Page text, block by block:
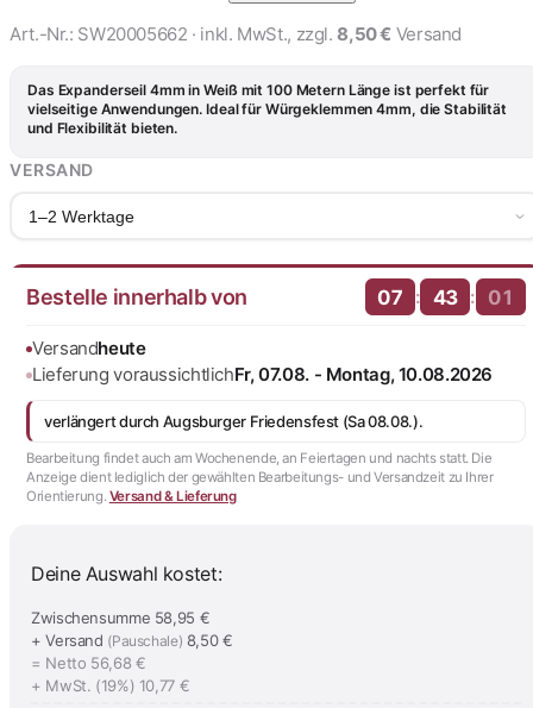
Art.-Nr.: SW20005662 · inkl. MwSt., zzgl. 8,50 € Versand
Das Expanderseil 4mm in Weiß mit 100 Metern Länge ist perfekt für
vielseitige Anwendungen. Ideal für Würgeklemmen 4mm, die Stabilität
und Flexibilität bieten.
VERSAND
1–2 Werktage
Bestelle innerhalb von 07 : 43 : 00
Versandheute
Lieferung voraussichtlichFr, 07.08. - Montag, 10.08.2026
verlängert durch Augsburger Friedensfest (Sa 08.08.).
Bearbeitung findet auch am Wochenende, an Feiertagen und nachts statt. Die
Anzeige dient lediglich der gewählten Bearbeitungs- und Versandzeit zu Ihrer
Orientierung. Versand & Lieferung
Deine Auswahl kostet:
Zwischensumme 58,95 €
+ Versand (Pauschale) 8,50 €
= Netto 56,68 €
+ MwSt. (19%) 10,77 €